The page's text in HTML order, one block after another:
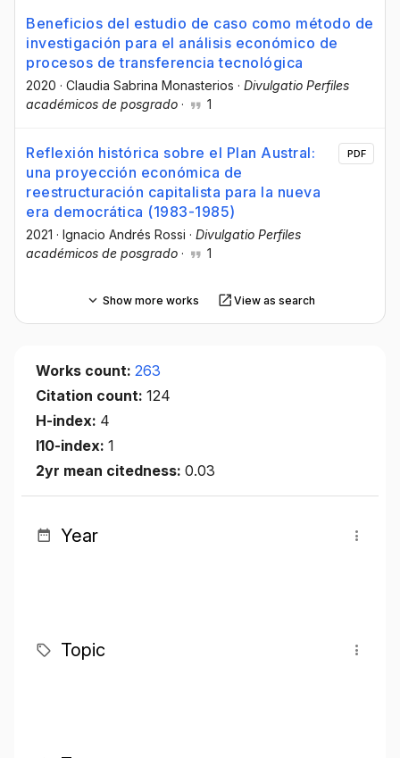
Beneficios del estudio de caso como método de
investigación para el análisis económico de
procesos de transferencia tecnológica
2020 · Claudia Sabrina Monasterios · Divulgatio Perfiles
académicos de posgrado · 1
Reflexión histórica sobre el Plan Austral:
una proyección económica de
reestructuración capitalista para la nueva
era democrática (1983-1985)
2021 · Ignacio Andrés Rossi · Divulgatio Perfiles
académicos de posgrado · 1
PDF
Show more works View as search
Works count: 263
Citation count: 124
H-index: 4
I10-index: 1
2yr mean citedness: 0.03
Year
Topic